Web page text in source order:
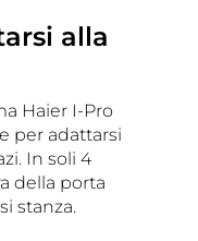
alla
Haier I-Pro
per adattarsi
In soli 4
della porta
stanza.